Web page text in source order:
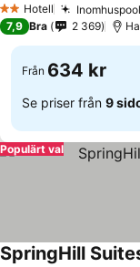
2 Stjärnor
Hotell
7,9 Bra 2 369
Från 634 kr
Se priser från 9
Populärt val
SpringHill